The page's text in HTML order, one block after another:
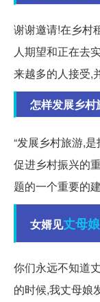
谢谢邀请!在乡村
人期望和正在去
来越多的人接受,
怎样发展乡村
“发展乡村旅游,
促进乡村振兴的
题的一个重要的
女婿见丈母娘
你们永远不知道
的时候,我丈母娘